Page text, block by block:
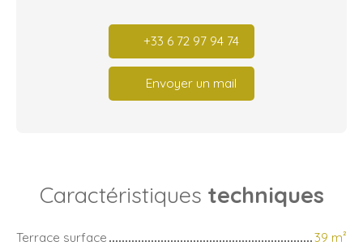
+33 6 72 97 94 74
Envoyer un mail
Caractéristiques techniques
Terrace surface 39 m²